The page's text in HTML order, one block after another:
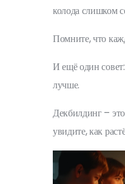
колода слишком
Помните, что
И ещё один
лучше.
Декбилдинг –
увидите, как